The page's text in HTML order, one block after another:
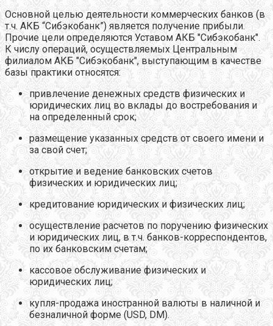
Основной целью деятельности коммерческих банков (в
т.ч. АКБ “Сибэкобанк”) является получение прибыли.
Прочие цели определяются Уставом АКБ "Сибэкобанк".
К числу операций, осуществляемых Центральным
филиалом АКБ "Сибэкобанк", выступающим в качестве
базы практики относятся:
привлечение денежных средств физических и
юридических лиц во вклады до востребования и
на определенный срок;
размещение указанных средств от своего имени и
за свой счет;
открытие и ведение банковских счетов
физических и юридических лиц;
кредитование юридических и физических лиц;
осуществление расчетов по поручению физических
и юридических лиц, в т.ч. банков-корреспондентов,
по их банковским счетам;
кассовое обслуживание физических и
юридических лиц;
купля-продажа иностранной валюты в наличной и
безналичной форме (USD, DM).